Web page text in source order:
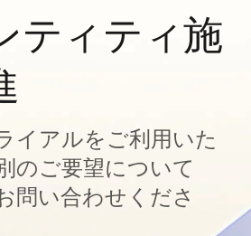
ティティ施
イアルをご利用いた
のご要望について
問い合わせくださ